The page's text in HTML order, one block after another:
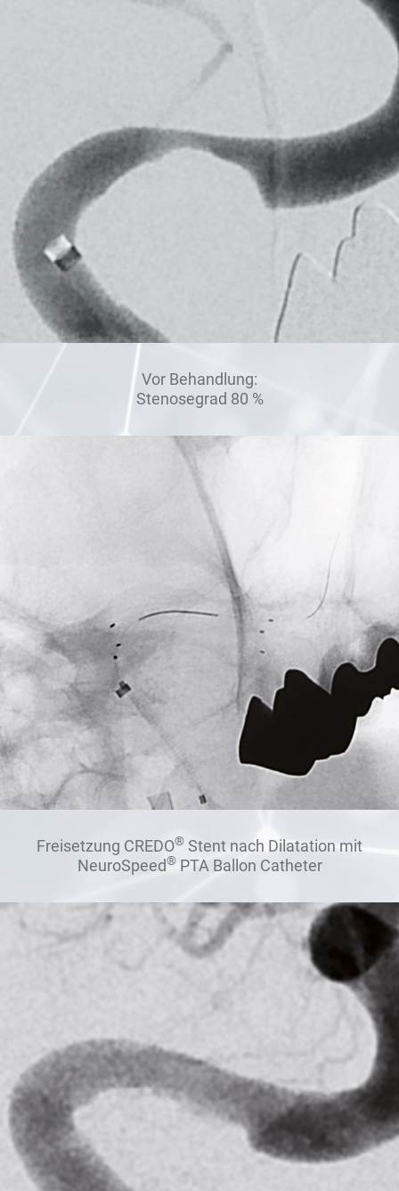
Vor Behandlung:
Stenosegrad 80 %
Freisetzung CREDO® Stent nach Dilatation mit
NeuroSpeed®PTA Ballon Catheter